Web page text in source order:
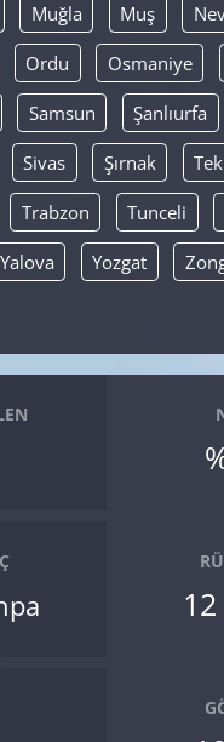
Muğla Muş
Ordu Osmaniye
Samsun Şanlıurfa
Sivas Şırnak
Trabzon Tunceli
Yalova Yozgat
12